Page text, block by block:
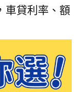
車貸利率、額